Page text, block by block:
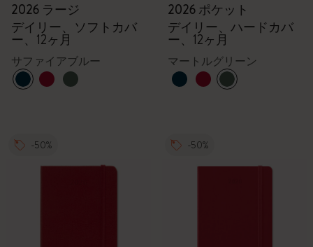
2026 ラージ
デイリー、ソフトカバ
ー、12ヶ月
サファイアブルー
2026 ポケット
デイリー、ハードカバ
ー、12ヶ月
マートルグリーン
-50% -50%